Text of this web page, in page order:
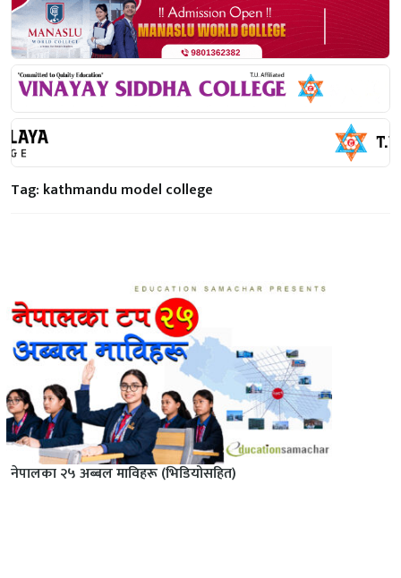
Tag: kathmandu model college
नेपालका २५ अब्बल माविहरू (भिडियोसहित)